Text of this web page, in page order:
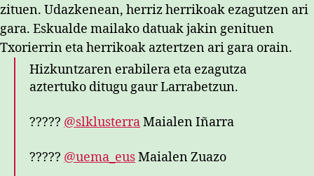
zituen. Udazkenean, herriz herrikoak ezagutzen ari
gara. Eskualde mailako datuak jakin genituen
Txorierrin eta herrikoak aztertzen ari gara orain.
Hizkuntzaren erabilera eta ezagutza
aztertuko ditugu gaur Larrabetzun.
????? @slklusterraMaialen Iñarra
????? @uema_eusMaialen Zuazo